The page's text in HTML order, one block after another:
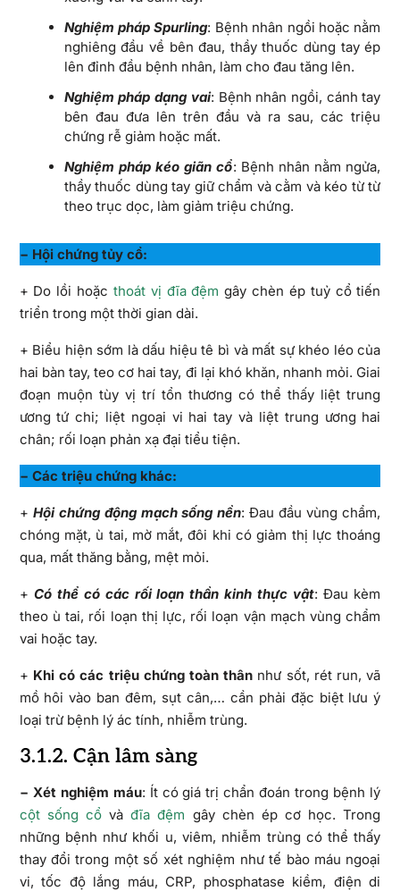
Nghiệm pháp Spurling: Bệnh nhân ngồi hoặc nằm
nghiêng đầu về bên đau, thầy thuốc dùng tay ép
lên đỉnh đầu bệnh nhân, làm cho đau tăng lên.
Nghiệm pháp dạng vai: Bệnh nhân ngồi, cánh tay
bên đau đưa lên trên đầu và ra sau, các triệu
chứng rễ giảm hoặc mất.
Nghiệm pháp kéo giãn cổ: Bệnh nhân nằm ngửa,
thầy thuốc dùng tay giữ chẩm và cằm và kéo từ từ
theo trục dọc, làm giảm triệu chứng.
− Hội chứng tủy cổ:
+ Do lồi hoặc thoát vị đĩa đệm gây chèn ép tuỷ cổ tiến
triển trong một thời gian dài.
+ Biểu hiện sớm là dấu hiệu tê bì và mất sự khéo léo của
hai bàn tay, teo cơ hai tay, đi lại khó khăn, nhanh mỏi. Giai
đoạn muộn tùy vị trí tổn thương có thể thấy liệt trung
ương tứ chi; liệt ngoại vi hai tay và liệt trung ương hai
chân; rối loạn phản xạ đại tiểu tiện.
− Các triệu chứng khác:
+ Hội chứng động mạch sống nền: Đau đầu vùng chẩm,
chóng mặt, ù tai, mờ mắt, đôi khi có giảm thị lực thoáng
qua, mất thăng bằng, mệt mỏi.
+ Có thể có các rối loạn thần kinh thực vật: Đau kèm
theo ù tai, rối loạn thị lực, rối loạn vận mạch vùng chẩm
vai hoặc tay.
+ Khi có các triệu chứng toàn thân như sốt, rét run, vã
mồ hôi vào ban đêm, sụt cân,… cần phải đặc biệt lưu ý
loại trừ bệnh lý ác tính, nhiễm trùng.
3.1.2. Cận lâm sàng
− Xét nghiệm máu: Ít có giá trị chẩn đoán trong bệnh lý
cột sống cổvàđĩa đệm gây chèn ép cơ học. Trong
những bệnh như khối u, viêm, nhiễm trùng có thể thấy
thay đổi trong một số xét nghiệm như tế bào máu ngoại
vi, tốc độ lắng máu, CRP, phosphatase kiềm, điện di